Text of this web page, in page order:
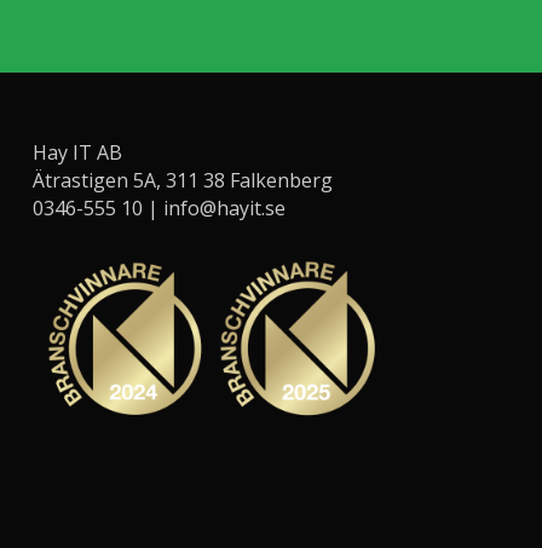
Hay IT AB
Ätrastigen 5A, 311 38 Falkenberg
0346-555 10 | info@hayit.se